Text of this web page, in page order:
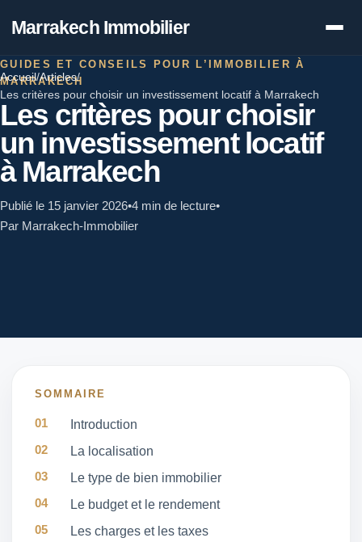
Marrakech Immobilier
Accueil/Articles/
Les critères pour choisir un investissement locatif à Marrakech
GUIDES ET CONSEILS POUR L’IMMOBILIER À
MARRAKECH
Les critères pour choisir
un investissement locatif
à Marrakech
Publié le 15 janvier 2026•4 min de lecture•
Par Marrakech-Immobilier
SOMMAIRE
Introduction
La localisation
Le type de bien immobilier
Le budget et le rendement
Les charges et les taxes